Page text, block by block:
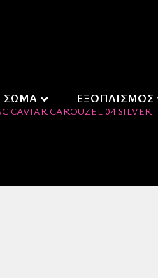
ΣΩΜΑ ΕΞΟΠΛΙΣΜΟΣ
CAVIAR CAROUZEL 04 SILVER